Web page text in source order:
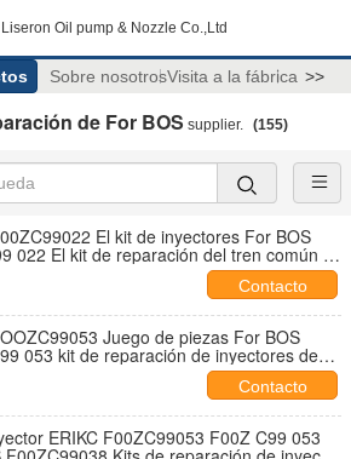
Oil pump & Nozzle Co.,Ltd
Sobre nosotrosVisita a la fábrica >>
de For BOS supplier. (155)
El kit de inyectores For BOS
022 El kit de reparación del tren común F
Contacto
Juego de piezas For BOS
053 kit de reparación de inyectores de
Piezas F OOZ C99 053 para
Contacto
ERIKC F00ZC99053 F00Z C99 053